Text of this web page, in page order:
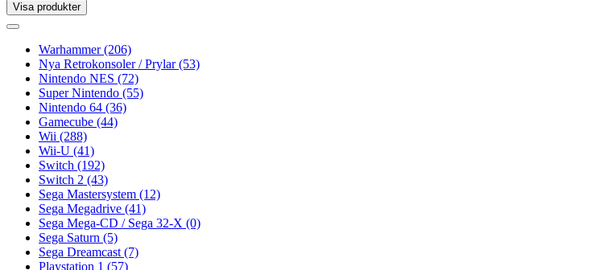
Visa produkter
Toggle
Toggle
navigationWarhammer(206)
Nya Retrokonsoler / Prylar(53)
Nintendo NES (72)
Super Nintendo (55)
Nintendo 64 (36)
Gamecube (44)
Wii (288)
Wii-U (41)
Switch (192)
Switch 2 (43)
Sega Mastersystem (12)
Sega Megadrive (41)
Sega Mega-CD / Sega 32-X (0)
Sega Saturn (5)
Sega Dreamcast (7)
Playstation 1 (57)